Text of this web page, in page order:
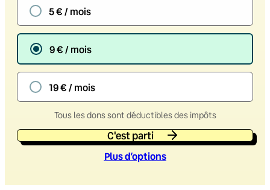
5 € / mois
9 € / mois
19 € / mois
Tous les dons sont déductibles des impôts
C'est parti
Plus d’options